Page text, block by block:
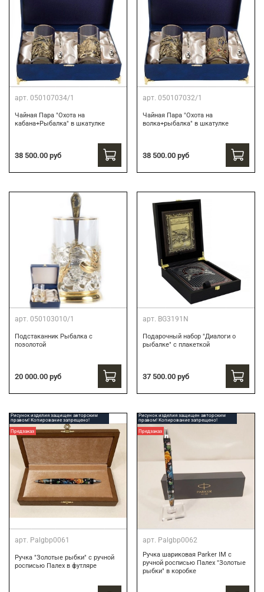
арт. 050107034/1
Чайная Пара "Охота на
кабана+Рыбалка" в шкатулке
38 500.00 руб
арт. 050107032/1
Чайная Пара "Охота на
волка+рыбалка" в шкатулке
38 500.00 руб
арт. 050103010/1
Подстаканник Рыбалка с
позолотой
20 000.00 руб
арт. BG3191N
Подарочный набор "Диалоги о
рыбалке" с плакеткой
37 500.00 руб
Рисунок изделия защищен авторским
правом! Копирование запрещено!
Предзаказ
арт. Palgbp0061
Ручка "Золотые рыбки" с ручной
росписью Палех в футляре
Рисунок изделия защищен авторским
правом! Копирование запрещено!
Предзаказ
арт. Palgbp0062
Ручка шариковая Parker IM с
ручной росписью Палех "Золотые
рыбки" в коробке